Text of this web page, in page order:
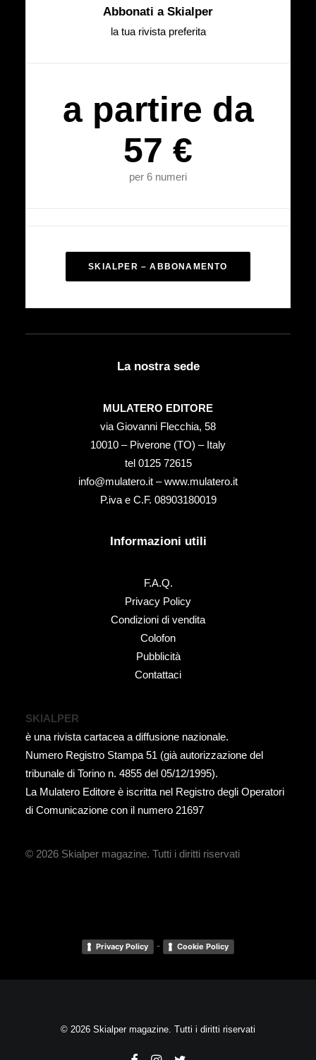
Abbonati a Skialper
la tua rivista preferita
a partire da
57 €
per 6 numeri
SKIALPER – ABBONAMENTO
La nostra sede
MULATERO EDITORE
via Giovanni Flecchia, 58
10010 – Piverone (TO) – Italy
tel ‭0125 72615‬
info@mulatero.it –www.mulatero.it
P.iva e C.F. 08903180019
Informazioni utili
F.A.Q.
Privacy Policy
Condizioni di vendita
Colofon
Pubblicità
Contattaci
SKIALPER
è una rivista cartacea a diffusione nazionale.
Numero Registro Stampa 51 (già autorizzazione del
tribunale di Torino n. 4855 del 05/12/1995).
La Mulatero Editore è iscritta nel Registro degli Operatori
di Comunicazione con il numero 21697
© 2026 Skialper magazine. Tutti i diritti riservati
Privacy Policy - Cookie Policy
© 2026 Skialper magazine. Tutti i diritti riservati